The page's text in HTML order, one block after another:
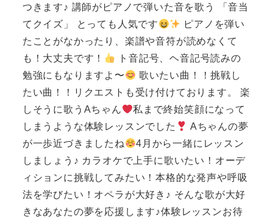
つきます♪ 講師がピアノで弾いた音を歌う 「音当
てクイズ」 とっても人気です
ピアノを弾い
たことがなかったり、楽譜や音符が読めなくて
も！大丈夫です！
ト音記号、ヘ音記号読みの
勉強にもなりますよ〜
歌いたい曲！！挑戦し
たい曲！！リクエストも受け付けております。 楽
しそうに歌うAちゃん
私まで終始笑顔になって
しまうような体験レッスンでした
Aちゃんの夢
が一歩近づきましたね
4月から一緒にレッスン
しましょう♪ カラオケで上手に歌いたい！オーデ
ィションに挑戦してみたい！本格的な発声や呼吸
法を学びたい！オペラが大好き♪ そんな歌が大好
きなあなたの夢を応援します♪体験レッスンお待